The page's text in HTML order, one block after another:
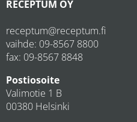
RECEPTUM OY
receptum@receptum.fi
vaihde: 09-8567 8800
fax: 09-8567 8848
Postiosoite
Valimotie 1 B
00380 Helsinki